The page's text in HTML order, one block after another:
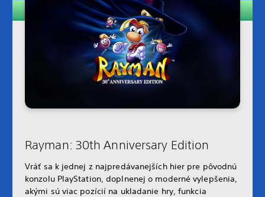
Rayman: 30th Anniversary Edition
Vráť sa k jednej z najpredávanejších hier pre pôvodnú
konzolu PlayStation, doplnenej o moderné vylepšenia,
akými sú viac pozícií na ukladanie hry, funkcia